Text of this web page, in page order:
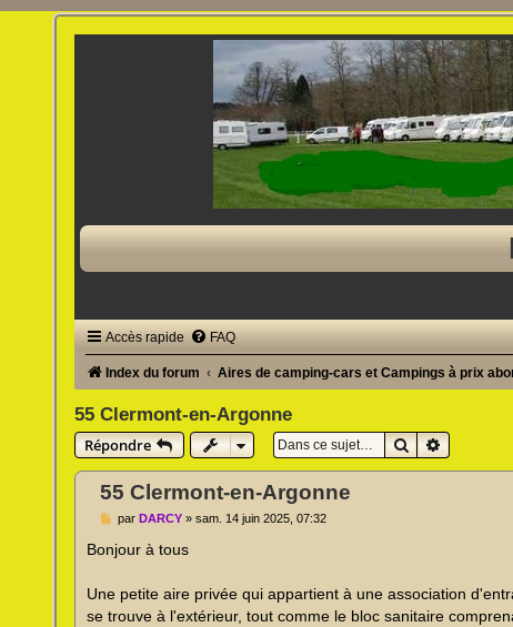
Accès rapide FAQ
Index du forum Aires de camping-cars et Campings à prix
55 Clermont-en-Argonne
Répondre
RechercherRecherche
55 Clermont-en-Argonne
M
s
s
e
n
parDARCY »sam. 14 juin 2025, 07:32
Bonjour à tous
Une petite aire privée qui appartient à une association
se trouve à l'extérieur, tout comme le bloc sanitaire